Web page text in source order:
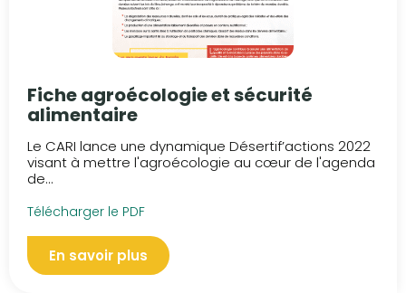
Fiche agroécologie et sécurité
alimentaire
Le CARI lance une dynamique Désertif’actions 2022
visant à mettre l'agroécologie au cœur de l'agenda
de...
Télécharger le PDF
En savoir plus